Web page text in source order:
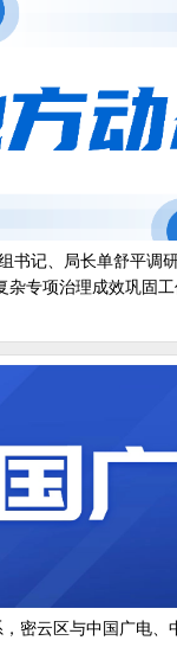
书记、局长单舒平调
杂专项治理成效巩固
密云区与中国广电、